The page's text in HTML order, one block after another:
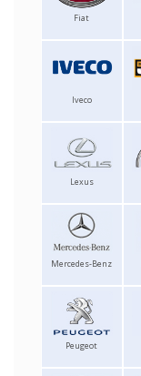
Fiat
Iveco
Lexus
Mercedes-Benz
Peugeot